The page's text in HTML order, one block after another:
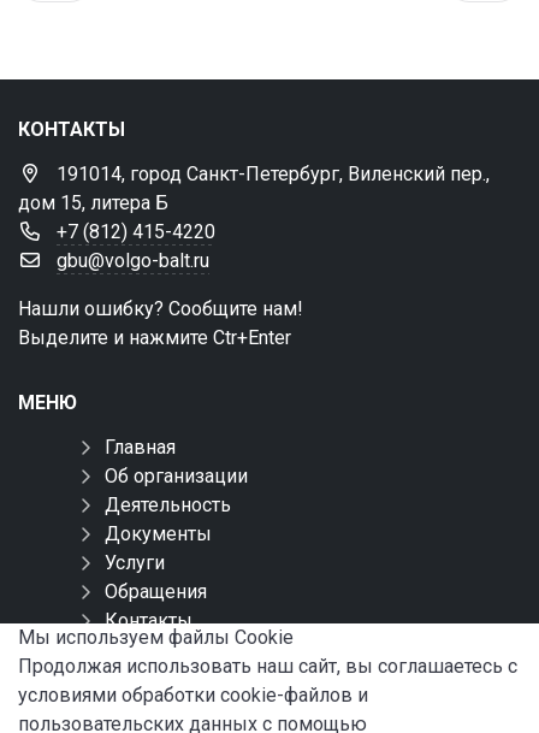
КОНТАКТЫ
191014, город Санкт-Петербург, Виленский пер.,
дом 15, литера Б
+7 (812) 415-4220
gbu@volgo-balt.ru
Нашли ошибку? Сообщите нам!
Выделите и нажмите Ctr+Enter
МЕНЮ
Главная
Об организации
Деятельность
Документы
Услуги
Обращения
Контакты
Карта сайта
СОЦИАЛЬНЫЕ СЕТИ
Мы используем файлы Сookie
Продолжая использовать наш сайт, вы соглашаетесь с
условиями обработки cookie-файлов и
пользовательских данных с помощью